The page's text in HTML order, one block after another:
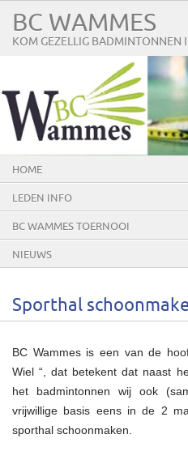
BC WAMMES
KOM GEZELLIG BADMINTONNEN
HOME
LEDEN INFO
BC WAMMES TOERNOOI
NIEUWS
Sporthal
BC Wammes is een van de
Wiel “, dat betekent dat naast
het badmintonnen wij ook
vrijwillige basis eens in de 2
sporthal schoonmaken.